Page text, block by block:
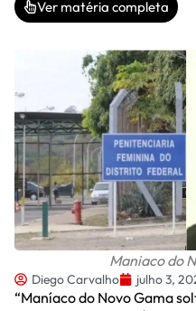
Ver matéria completa
Maniaco do
Diego Carvalho julho 3,
“Maníaco do Novo Gama